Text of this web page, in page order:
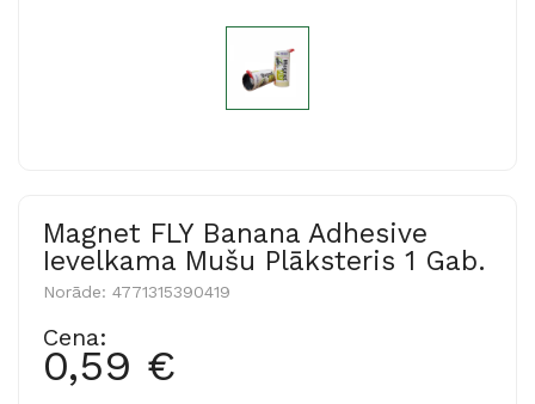
Magnet FLY Banana Adhesive
Ievelkama Mušu Plāksteris 1 Gab.
Norāde: 4771315390419
Cena:
0,59 €